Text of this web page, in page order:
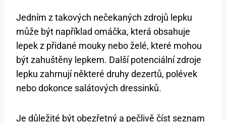
Jedním z takových nečekaných zdrojů lepku
může být například omáčka, která obsahuje
lepek z přidané mouky nebo želé, které mohou
být zahuštěny lepkem. Další potenciální zdroje
lepku zahrnují některé druhy dezertů, polévek
nebo dokonce salátových dressinků.
Je důležité být obezřetný a pečlivě číst seznam